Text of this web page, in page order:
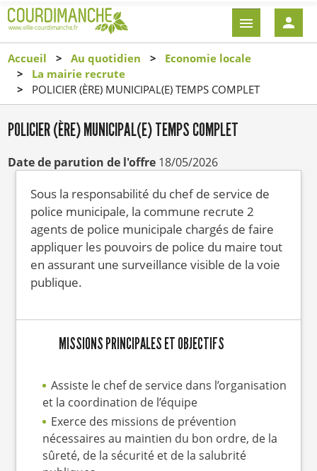
contenu
principal
EN-
TÊTE
Accueil Au quotidien
Economie locale
La mairie recrute
POLICIER (ÈRE) MUNICIPAL(E) TEMPS COMPLET
POLICIER (ÈRE) MUNICIPAL(E) TEMPS COMPLET
Date de parution de l'offre 18/05/2026
Sous la responsabilité du chef de service de
police municipale, la commune recrute 2
agents de police municipale chargés de faire
appliquer les pouvoirs de police du maire tout
en assurant une surveillance visible de la voie
publique.
MISSIONS PRINCIPALES ET OBJECTIFS
Assiste le chef de service dans l’organisation
et la coordination de l’équipe
Exerce des missions de prévention
nécessaires au maintien du bon ordre, de la
sûreté, de la sécurité et de la salubrité